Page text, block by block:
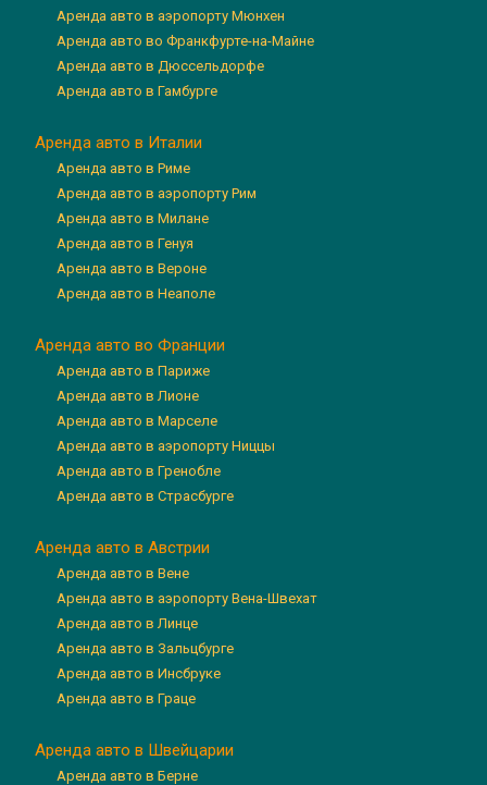
Аренда авто в аэропорту Мюнхен
Аренда авто во Франкфурте-на-Майне
Аренда авто в Дюссельдорфе
Аренда авто в Гамбурге
Аренда авто в Италии
Аренда авто в Риме
Аренда авто в аэропорту Рим
Аренда авто в Милане
Аренда авто в Генуя
Аренда авто в Вероне
Аренда авто в Неаполе
Аренда авто во Франции
Аренда авто в Париже
Аренда авто в Лионе
Аренда авто в Марселе
Аренда авто в аэропорту Ниццы
Аренда авто в Гренобле
Аренда авто в Страсбурге
Аренда авто в Австрии
Аренда авто в Вене
Аренда авто в аэропорту Вена-Швехат
Аренда авто в Линце
Аренда авто в Зальцбурге
Аренда авто в Инсбруке
Аренда авто в Граце
Аренда авто в Швейцарии
Аренда авто в Берне